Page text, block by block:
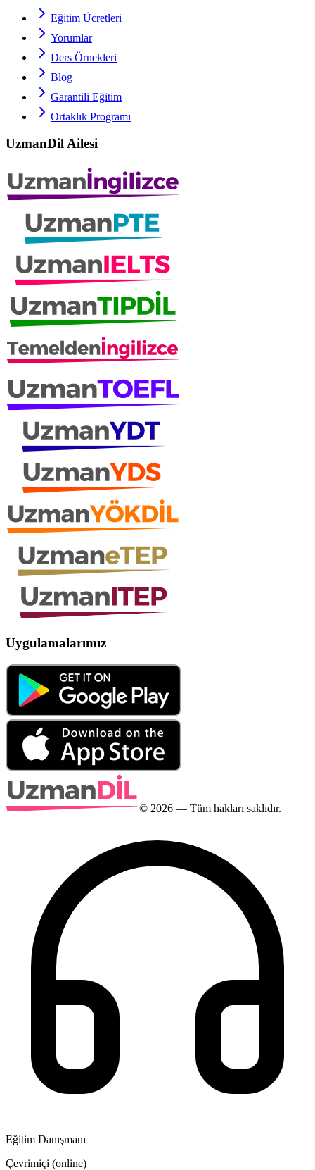
Eğitim Ücretleri
Yorumlar
Ders Örnekleri
Blog
Garantili Eğitim
Ortaklık Programı
UzmanDil Ailesi
Uygulamalarımız
© 2026 — Tüm hakları saklıdır.
Eğitim Danışmanı
Çevrimiçi (online)